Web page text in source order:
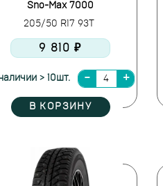
Sno-Max 7000
205/50 R17 93T
9 810 ₽
> 10шт.
В КОРЗИНУ